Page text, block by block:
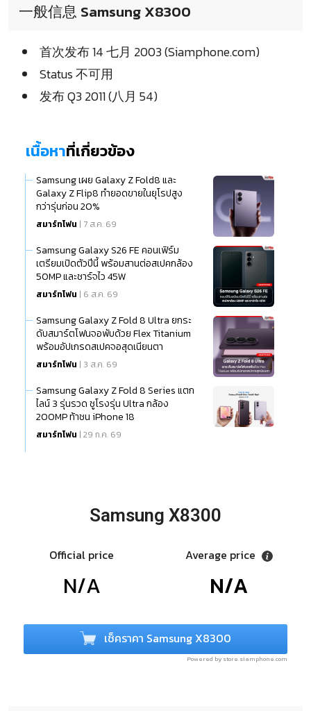
一般信息 Samsung X8300
首次发布 14 七月 2003 (Siamphone.com)
Status 不可用
发布 Q3 2011 (八月 54)
เนื้อหาที่เกี่ยวข้อง
Samsung เผย Galaxy Z Fold8 และ
Galaxy Z Flip8 ทำยอดขายในยุโรปสูง
กว่ารุ่นก่อน 20%
สมาร์ทโฟน | 7 ส.ค. 69
Samsung Galaxy S26 FE คอนเฟิร์ม
เตรียมเปิดตัวปีนี้ พร้อมสานต่อสเปคกล้อง
50MP และชาร์จไว 45W
สมาร์ทโฟน | 6 ส.ค. 69
Samsung Galaxy Z Fold 8 Ultra ยกระ
ดับสมาร์ตโฟนจอพับด้วย Flex Titanium
พร้อมอัปเกรดสเปคจอสุดเนียนตา
สมาร์ทโฟน | 3 ส.ค. 69
Samsung Galaxy Z Fold 8 Series แตก
ไลน์ 3 รุ่นรวด ชูโรงรุ่น Ultra กล้อง
200MP ท้าชน iPhone 18
สมาร์ทโฟน | 29 ก.ค. 69
Samsung X8300
Official price
N/A
Average price
N/A
เช็คราคา Samsung X8300
Powered by store.siamphone.com